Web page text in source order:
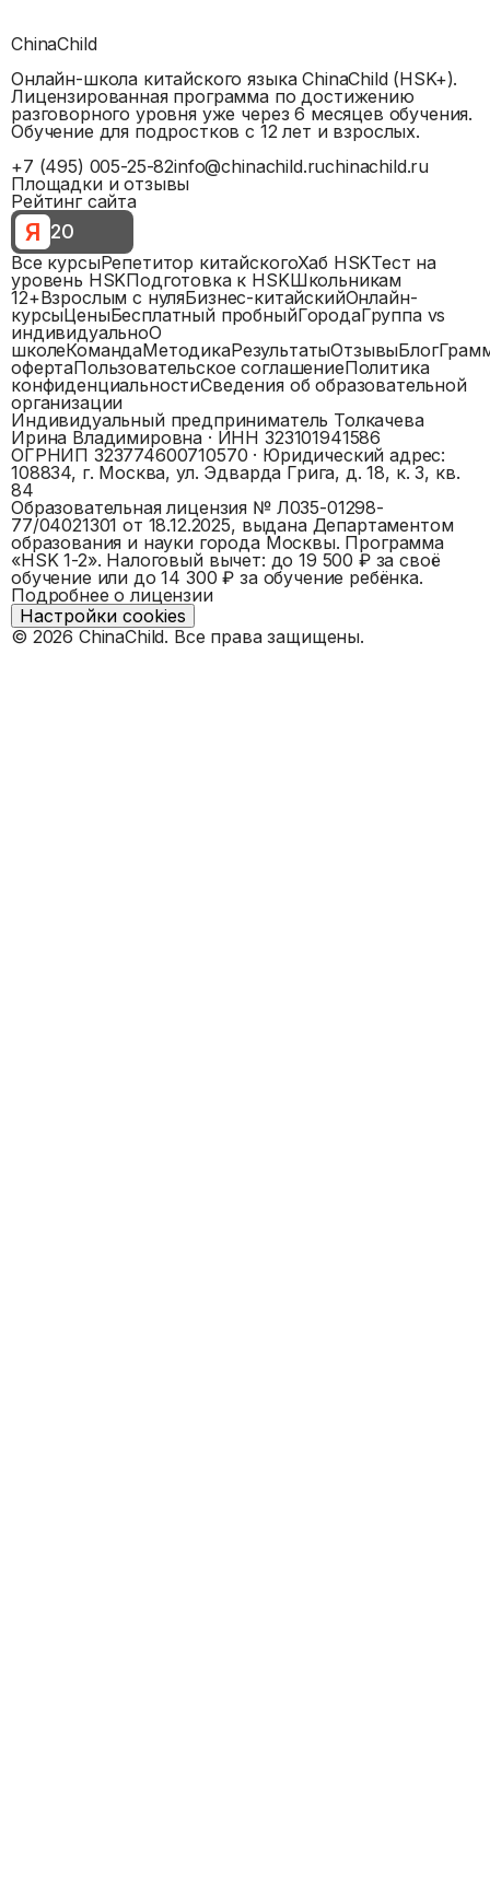
ChinaChild
Онлайн-школа китайского языка ChinaChild (HSK+).
Лицензированная программа по достижению
разговорного уровня уже через 6 месяцев обучения.
Обучение для подростков с 12 лет и взрослых.
+7 (495) 005-25-82info@chinachild.ruchinachild.ru
Площадки и отзывы
Рейтинг сайта
Я 20
Все курсыРепетитор китайскогоХаб HSKТест на
уровень HSKПодготовка к HSKШкольникам
12+Взрослым с нуляБизнес-китайскийОнлайн-
курсыЦеныБесплатный пробныйГородаГруппа vs
индивидуальноО
школеКомандаМетодикаРезультатыОтзывыБлог
офертаПользовательское соглашениеПолитика
конфиденциальностиСведения об образовательной
организации
Индивидуальный предприниматель Толкачева
Ирина Владимировна· ИНН323101941586
ОГРНИП 323774600710570 · Юридический адрес:
108834, г. Москва, ул. Эдварда Грига, д. 18, к. 3, кв.
84
Образовательная лицензия № Л035-01298-
77/04021301 от 18.12.2025, выдана Департаментом
образования и науки города Москвы. Программа
«HSK 1-2». Налоговый вычет: до 19 500 ₽ за своё
обучение или до 14 300 ₽ за обучение ребёнка.
Подробнее о лицензии
Настройки cookies
© 2026 ChinaChild. Все права защищены.